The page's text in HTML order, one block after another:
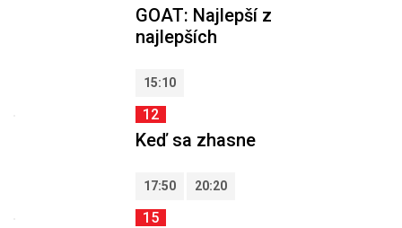
GOAT: Najlepší z
najlepších
15:10
12
Keď sa zhasne
17:50 20:20
15